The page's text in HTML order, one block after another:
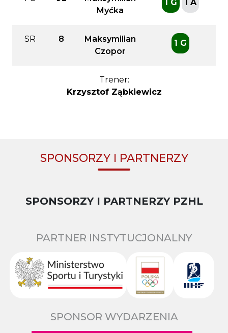
Myćka
1 G 1 A
SR 8
Maksymilian
Czopor
1 G
Trener:
Krzysztof Ząbkiewicz
SPONSORZY I PARTNERZY
SPONSORZY I PARTNERZY PZHL
PARTNER INSTYTUCJONALNY
SPONSOR WYDARZENIA